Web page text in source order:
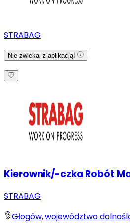
STRABAG
Nie zwlekaj z aplikacją!
Kierownik/-czka Robót
STRABAG
Głogów, województwo